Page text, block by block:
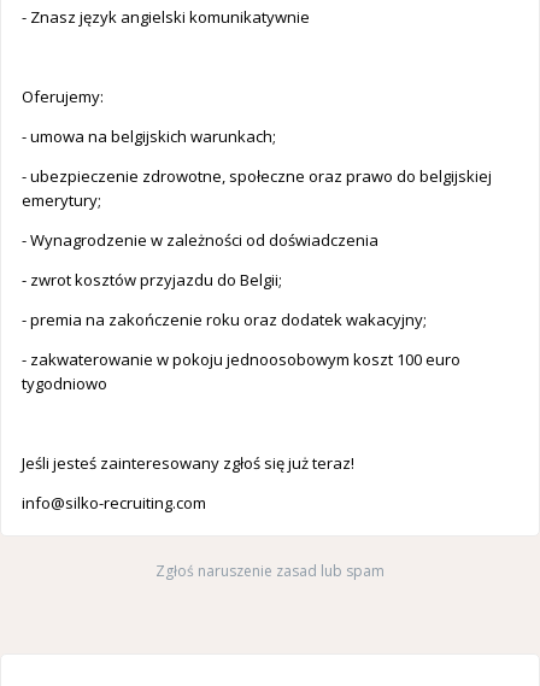
- Znasz język angielski komunikatywnie
Oferujemy:
- umowa na belgijskich warunkach;
- ubezpieczenie zdrowotne, społeczne oraz prawo do belgijskiej
emerytury;
- Wynagrodzenie w zależności od doświadczenia
- zwrot kosztów przyjazdu do Belgii;
- premia na zakończenie roku oraz dodatek wakacyjny;
- zakwaterowanie w pokoju jednoosobowym koszt 100 euro
tygodniowo
Jeśli jesteś zainteresowany zgłoś się już teraz!
info@silko-recruiting.com
Zgłoś naruszenie zasad lub spam